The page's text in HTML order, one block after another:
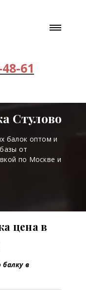
61
Стулово
балок оптом и
от
по Москве и
цена в
в